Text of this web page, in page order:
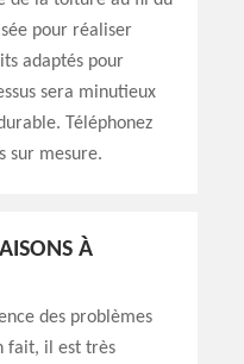
pour réaliser
adaptés pour
sera minutieux
Téléphonez
sur mesure.
À
des problèmes
fait, il est très